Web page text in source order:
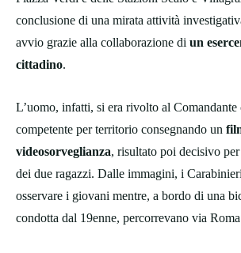
conclusione di una mirata attività
avvio grazie alla collaborazione di un
cittadino.
L’uomo, infatti, si era rivolto al Comandante
competente per territorio consegnando un
videosorveglianza, risultato poi decisivo
dei due ragazzi. Dalle immagini, i
osservare i giovani mentre, a bordo di una
condotta dal 19enne, percorrevano via